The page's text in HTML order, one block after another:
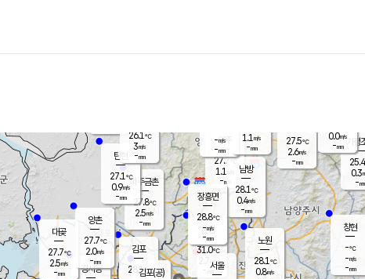
양주
27.7℃
1.1
-mm
경서동
파주금촌
27.8℃
2.5m/s
-mm
가평
25.4
0.3
-mm
27.5℃
2.6m/s
-mm
대곶
27.7℃
2.5m/s
-mm
창현
-℃
-m/s
-mm
탄현
27.1℃
0.9m/s
-mm
0.0m/s
-mm
김포
28.1℃
양촌
27.7℃
2.0m/s
-mm
은평
31.0℃
2.7 m/s
- mm
노원
28.1℃
0.8m/s
남방
28.1℃
0.4m/s
-mm
장흥면
28.8℃
-m/s
-mm
-m/s
-mm
김포(공)
서울
26.1℃
3m/s
-mm
1.1 m/s
-mm